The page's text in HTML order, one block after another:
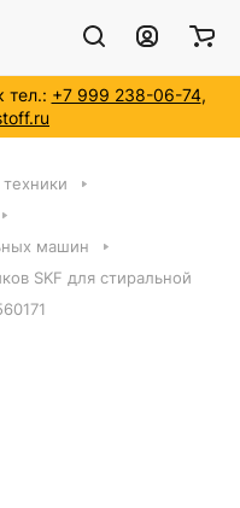
тел.: +7 999 238-06-74,
машин
SKF для стиральной